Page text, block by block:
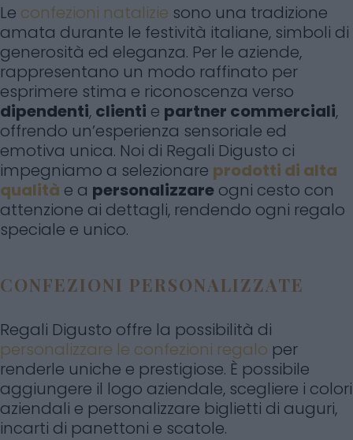
Le confezioni natalizie sono una tradizione
amata durante le festività italiane, simboli di
generosità ed eleganza. Per le aziende,
rappresentano un modo raffinato per
esprimere stima e riconoscenza verso
dipendenti, clienti e partner commerciali,
offrendo un’esperienza sensoriale ed
emotiva unica. Noi di Regali Digusto ci
impegniamo a selezionare prodotti di alta
qualità e a personalizzare ogni cesto con
attenzione ai dettagli, rendendo ogni regalo
speciale e unico.
CONFEZIONI PERSONALIZZATE
Regali Digusto offre la possibilità di
personalizzare le confezioni regalo per
renderle uniche e prestigiose. È possibile
aggiungere il logo aziendale, scegliere i colori
aziendali e personalizzare biglietti di auguri,
incarti di panettoni e scatole.